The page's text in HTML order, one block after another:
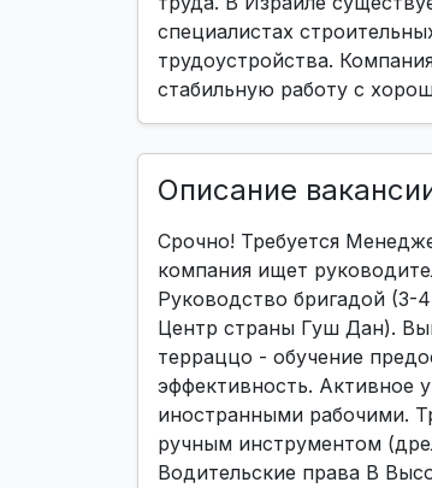
специалистах
трудоустройства.
стабильную работу с
Описание
Срочно! Требуется
компания ищет
Руководство бригадой (3-
Центр страны Гуш Дан).
терраццо - обучение
эффективность. Активное
иностранными рабочими.
ручным инструментом
Водительские права В